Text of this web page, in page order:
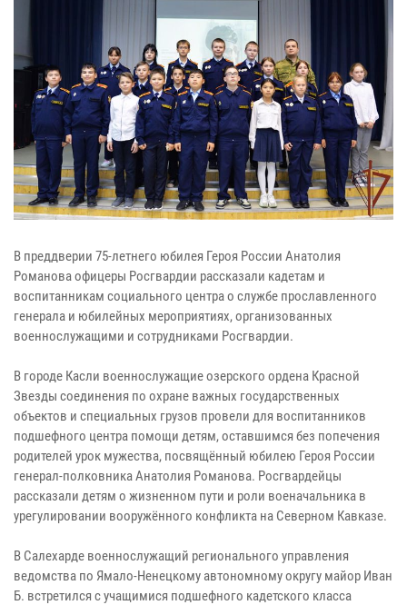
В преддверии 75-летнего юбилея Героя России Анатолия
Романова офицеры Росгвардии рассказали кадетам и
воспитанникам социального центра о службе прославленного
генерала и юбилейных мероприятиях, организованных
военнослужащими и сотрудниками Росгвардии.
В городе Касли военнослужащие озерского ордена Красной
Звезды соединения по охране важных государственных
объектов и специальных грузов провели для воспитанников
подшефного центра помощи детям, оставшимся без попечения
родителей урок мужества, посвящённый юбилею Героя России
генерал-полковника Анатолия Романова. Росгвардейцы
рассказали детям о жизненном пути и роли военачальника в
урегулировании вооружённого конфликта на Северном Кавказе.
В Салехарде военнослужащий регионального управления
ведомства по Ямало-Ненецкому автономному округу майор Иван
Б. встретился с учащимися подшефного кадетского класса